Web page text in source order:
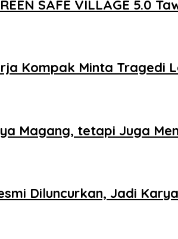
SAFE VILLAGE 5.0
Kompak Minta Tragedi
Magang, tetapi Juga
Diluncurkan, Jadi